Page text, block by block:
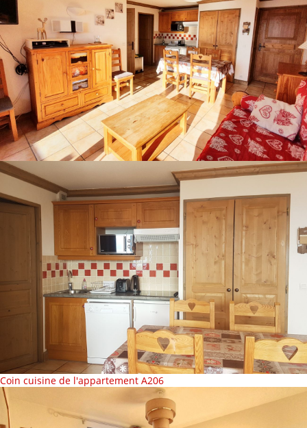
Coin cuisine de l'appartement A206